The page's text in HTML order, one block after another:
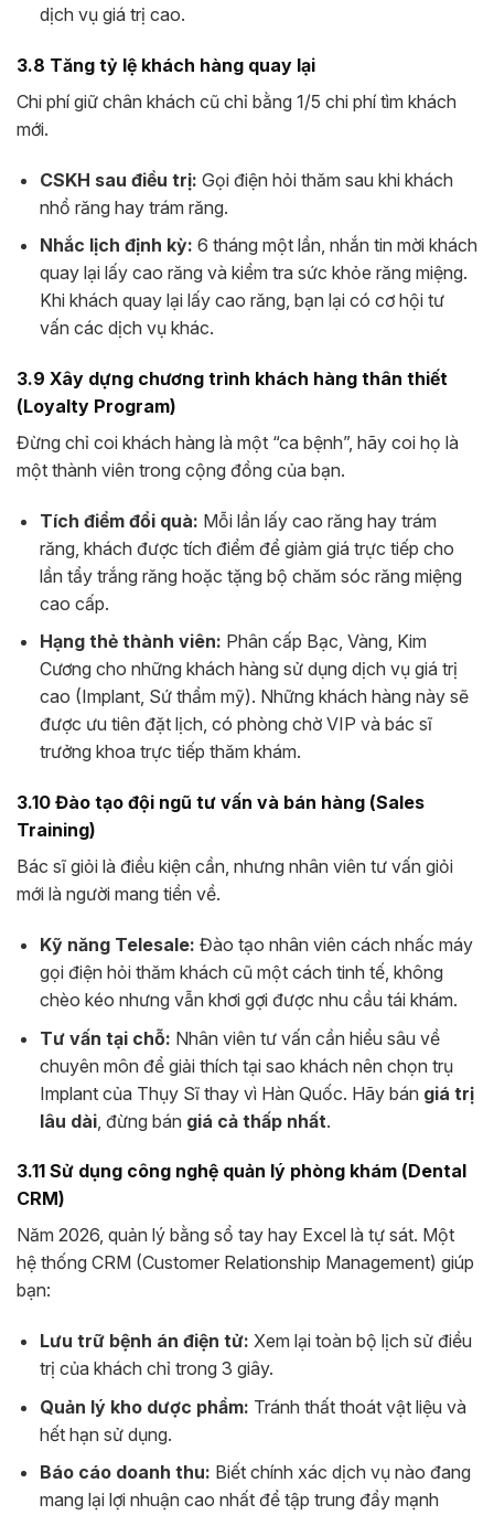
dịch vụ giá trị cao.
3.8 Tăng tỷ lệ khách hàng quay lại
Chi phí giữ chân khách cũ chỉ bằng 1/5 chi phí tìm khách
mới.
CSKH sau điều trị: Gọi điện hỏi thăm sau khi khách
nhổ răng hay trám răng.
Nhắc lịch định kỳ: 6 tháng một lần, nhắn tin mời khách
quay lại lấy cao răng và kiểm tra sức khỏe răng miệng.
Khi khách quay lại lấy cao răng, bạn lại có cơ hội tư
vấn các dịch vụ khác.
3.9 Xây dựng chương trình khách hàng thân thiết
(Loyalty Program)
Đừng chỉ coi khách hàng là một “ca bệnh”, hãy coi họ là
một thành viên trong cộng đồng của bạn.
Tích điểm đổi quà: Mỗi lần lấy cao răng hay trám
răng, khách được tích điểm để giảm giá trực tiếp cho
lần tẩy trắng răng hoặc tặng bộ chăm sóc răng miệng
cao cấp.
Hạng thẻ thành viên: Phân cấp Bạc, Vàng, Kim
Cương cho những khách hàng sử dụng dịch vụ giá trị
cao (Implant, Sứ thẩm mỹ). Những khách hàng này sẽ
được ưu tiên đặt lịch, có phòng chờ VIP và bác sĩ
trưởng khoa trực tiếp thăm khám.
3.10 Đào tạo đội ngũ tư vấn và bán hàng (Sales
Training)
Bác sĩ giỏi là điều kiện cần, nhưng nhân viên tư vấn giỏi
mới là người mang tiền về.
Kỹ năng Telesale: Đào tạo nhân viên cách nhấc máy
gọi điện hỏi thăm khách cũ một cách tinh tế, không
chèo kéo nhưng vẫn khơi gợi được nhu cầu tái khám.
Tư vấn tại chỗ: Nhân viên tư vấn cần hiểu sâu về
chuyên môn để giải thích tại sao khách nên chọn trụ
Implant của Thụy Sĩ thay vì Hàn Quốc. Hãy bán giá trị
lâu dài, đừng bán giá cả thấp nhất.
3.11 Sử dụng công nghệ quản lý phòng khám (Dental
CRM)
Năm 2026, quản lý bằng sổ tay hay Excel là tự sát. Một
hệ thống CRM (Customer Relationship Management) giúp
bạn:
Lưu trữ bệnh án điện tử: Xem lại toàn bộ lịch sử điều
trị của khách chỉ trong 3 giây.
Quản lý kho dược phẩm: Tránh thất thoát vật liệu và
hết hạn sử dụng.
Báo cáo doanh thu: Biết chính xác dịch vụ nào đang
mang lại lợi nhuận cao nhất để tập trung đẩy mạnh